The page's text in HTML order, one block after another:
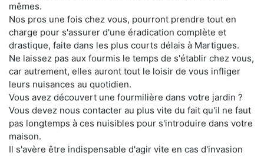
mêmes.
Nos pros une fois chez vous, pourront prendre tout en
charge pour s'assurer d'une éradication complète et
drastique, faite dans les plus courts délais à Martigues.
Ne laissez pas aux fourmis le temps de s'établir chez vous,
car autrement, elles auront tout le loisir de vous infliger
leurs nuisances au quotidien.
Vous avez découvert une fourmilière dans votre jardin ?
Vous devez nous contacter au plus vite du fait qu'il ne faut
pas longtemps à ces nuisibles pour s'introduire dans votre
maison.
Il s'avère être indispensable d'agir vite en cas d'invasion